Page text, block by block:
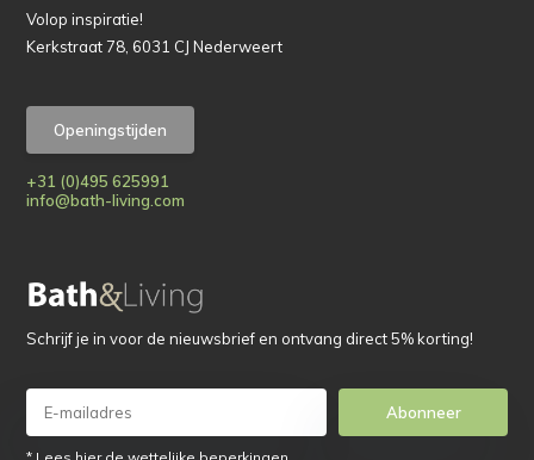
Volop inspiratie!
Kerkstraat 78, 6031 CJ Nederweert
Openingstijden
+31 (0)495 625991
info@bath-living.com
Schrijf je in voor de nieuwsbrief en ontvang direct 5% korting!
Abonneer